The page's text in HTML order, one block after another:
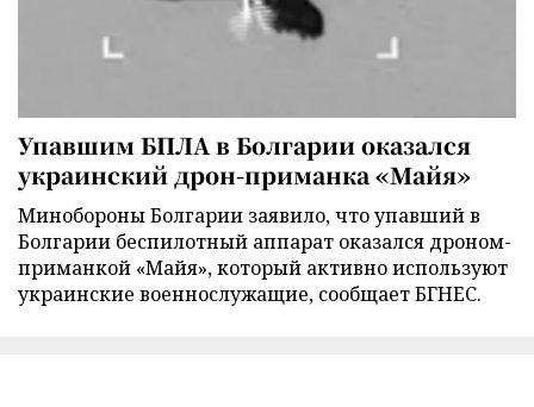
Упавшим БПЛА в Болгарии оказался
украинский дрон-приманка «Майя»
Минобороны Болгарии заявило, что упавший в
Болгарии беспилотный аппарат оказался дроном-
приманкой «Майя», который активно используют
украинские военнослужащие, сообщает БГНЕС.